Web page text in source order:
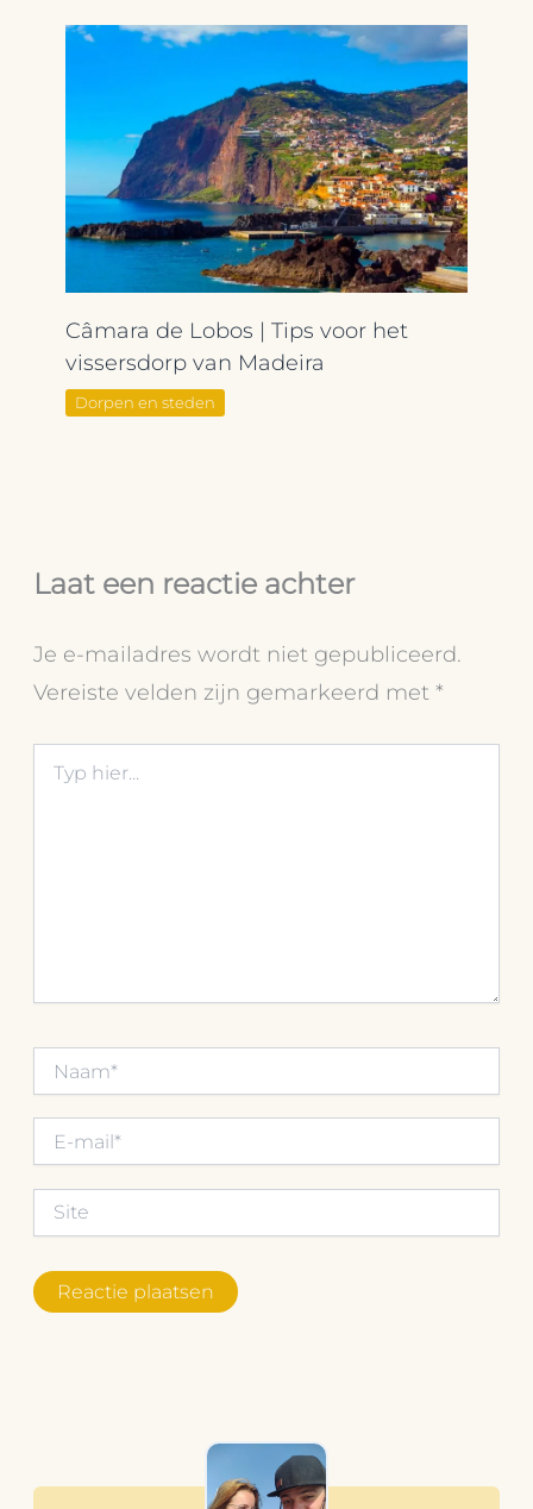
Câmara de Lobos | Tips voor het
vissersdorp van Madeira
Dorpen en steden
Laat een reactie achter
Je e-mailadres wordt niet gepubliceerd.
Vereiste velden zijn gemarkeerd met*
hier...
mail*